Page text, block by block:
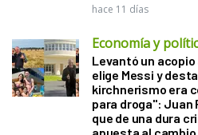
hace 11 días
Economía y
Levantó un acopio
elige Messi y
kirchnerismo era
para droga": Juan
que de una dura